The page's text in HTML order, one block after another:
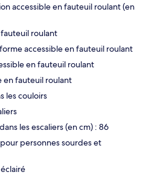
accessible en fauteuil roulant (en
fauteuil roulant
accessible en fauteuil roulant
en fauteuil roulant
en fauteuil roulant
les couloirs
les escaliers (en cm) : 86
personnes sourdes et